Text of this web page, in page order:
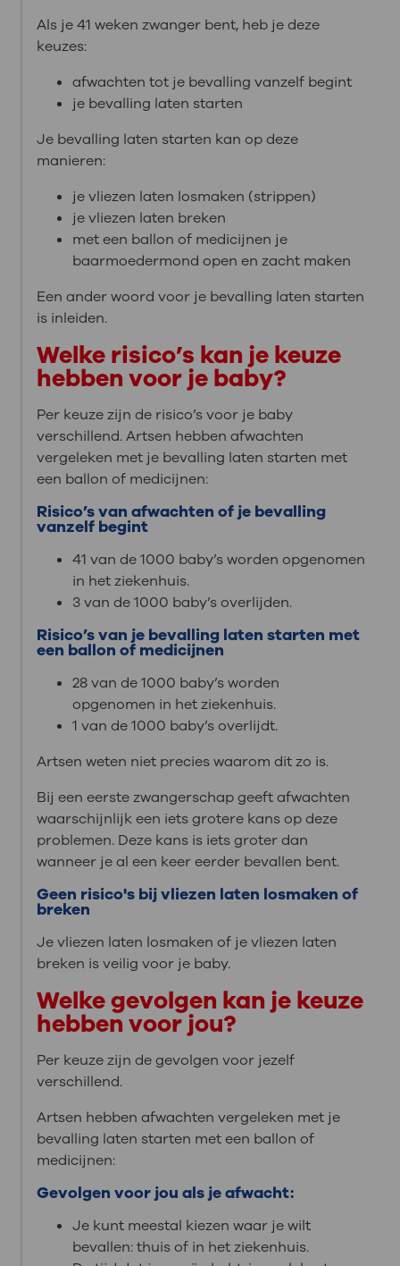
Als je 41 weken zwanger bent, heb je deze
keuzes:
afwachten tot je bevalling vanzelf begint
je bevalling laten starten
Je bevalling laten starten kan op deze
manieren:
je vliezen laten losmaken (strippen)
je vliezen laten breken
met een ballon of medicijnen je
baarmoedermond open en zacht maken
Een ander woord voor je bevalling laten starten
is inleiden.
Welke risico’s kan je keuze
hebben voor je baby?
Per keuze zijn de risico’s voor je baby
verschillend. Artsen hebben afwachten
vergeleken met je bevalling laten starten met
een ballon of medicijnen:
Risico’s van afwachten of je bevalling
vanzelf begint
41 van de 1000 baby’s worden opgenomen
in het ziekenhuis.
3 van de 1000 baby’s overlijden.
Risico’s van je bevalling laten starten met
een ballon of medicijnen
28 van de 1000 baby’s worden
opgenomen in het ziekenhuis.
1 van de 1000 baby’s overlijdt.
Artsen weten niet precies waarom dit zo is.
Bij een eerste zwangerschap geeft afwachten
waarschijnlijk een iets grotere kans op deze
problemen. Deze kans is iets groter dan
wanneer je al een keer eerder bevallen bent.
Geen risico's bij vliezen laten losmaken of
breken
Je vliezen laten losmaken of je vliezen laten
breken is veilig voor je baby.
Welke gevolgen kan je keuze
hebben voor jou?
Per keuze zijn de gevolgen voor jezelf
verschillend.
Artsen hebben afwachten vergeleken met je
bevalling laten starten met een ballon of
medicijnen:
Gevolgen voor jou als je afwacht:
Je kunt meestal kiezen waar je wilt
bevallen: thuis of in het ziekenhuis.